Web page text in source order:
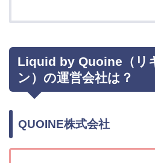
Liquid by Quoine（リ
ン）の運営会社は？
QUOINE株式会社